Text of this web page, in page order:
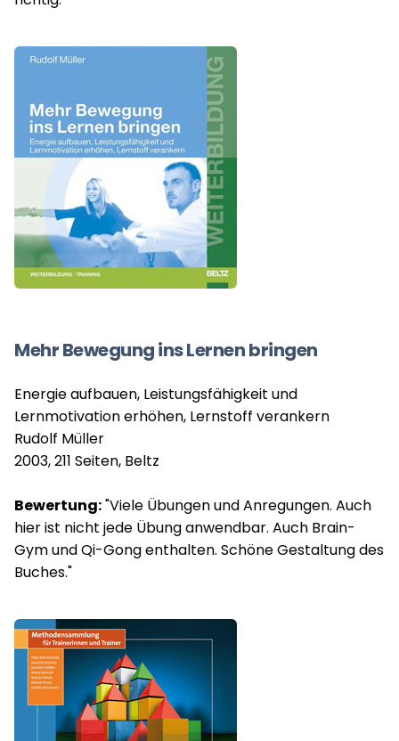
Mehr Bewegung ins Lernen bringen
Energie aufbauen, Leistungsfähigkeit und
Lernmotivation erhöhen, Lernstoff verankern
Rudolf Müller
2003, 211 Seiten, Beltz
Bewertung:"Viele Übungen und Anregungen. Auch
hier ist nicht jede Übung anwendbar. Auch Brain-
Gym und Qi-Gong enthalten. Schöne Gestaltung des
Buches."